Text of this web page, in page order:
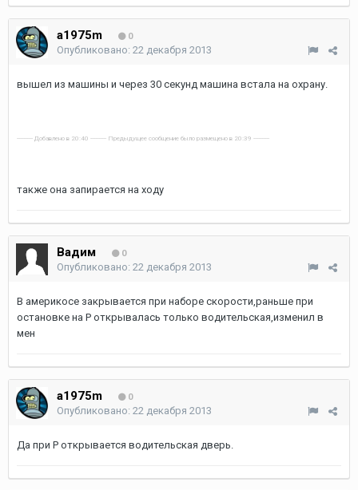
a1975m 0
Опубликовано: 22 декабря 2013
вышел из машины и через 30 секунд машина встала на охрану.
---------- Добавлено в 20:40 ---------- Предыдущее сообщение было размещено в 20:39 ----------
также она запирается на ходу
Вадим 0
Опубликовано: 22 декабря 2013
В америкосе закрывается при наборе скорости,раньше при
остановке на Р открывалась только водительская,изменил в
мен
a1975m 0
Опубликовано: 22 декабря 2013
Да при Р открывается водительская дверь.